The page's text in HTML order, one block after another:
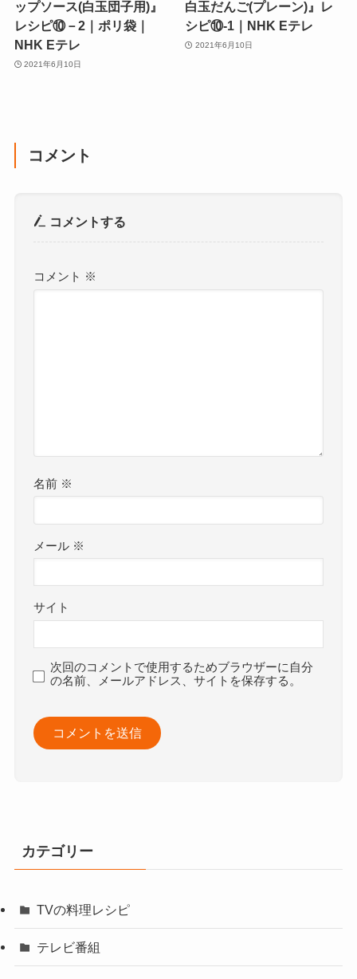
ップソース(白玉団子用)』
レシピ⑩－2｜ポリ袋｜
NHK Eテレ
2021年6月10日
白玉だんご(プレーン)』レ
シピ⑩‐1｜NHK Eテレ
2021年6月10日
コメント
コメントする
コメント ※
名前 ※
メール ※
サイト
次回のコメントで使用するためブラウザーに自分
の名前、メールアドレス、サイトを保存する。
カテゴリー
TVの料理レシピ
テレビ番組